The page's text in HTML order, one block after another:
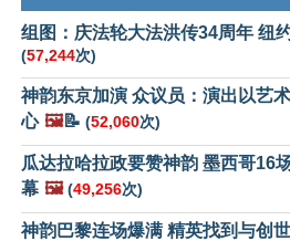
组图：庆法轮大法洪传34周年 纽
(57,244次)
神韵东京加演 众议员：演出以艺
心 🖼️📝 (52,060次)
瓜达拉哈拉政要赞神韵 墨西哥16
幕 🖼️ (49,256次)
神韵巴黎连场爆满 精英找到与创